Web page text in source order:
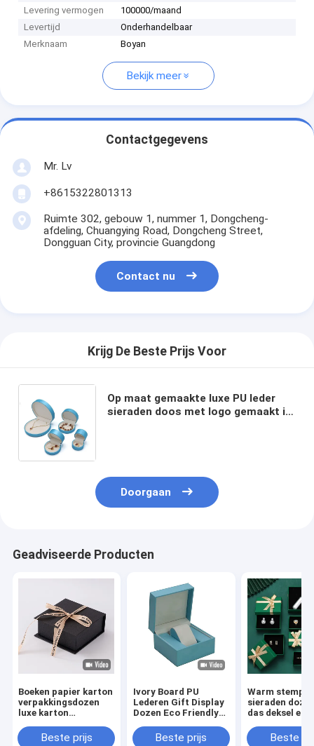
Levering vermogen
100000/maand
Levertijd
Onderhandelbaar
Merknaam
Boyan
Bekijk meer
Contactgegevens
Mr. Lv
+8615322801313
Ruimte 302, gebouw 1, nummer 1, Dongcheng-
afdeling, Chuangying Road, Dongcheng Street,
Dongguan City, provincie Guangdong
Contact nu
Krijg De Beste Prijs Voor
Op maat gemaakte luxe PU leder
sieraden doos met logo gemaakt in
Doorgaan
Geadviseerde Producten
Boeken papier karton
verpakkingsdozen
luxe karton
sluitingBeste prijs
Ivory Board PU
Lederen Gift Display
Dozen Eco Friendly
HorlogeBeste prijs
Warm
sieraden
das deksel en
verpakking
Beste